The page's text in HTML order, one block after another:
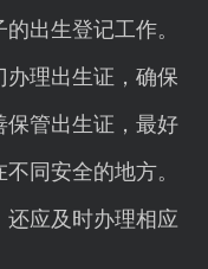
出生登记工作。
理出生证，确保
保管出生证，最好
同安全的地方。
应及时办理相应